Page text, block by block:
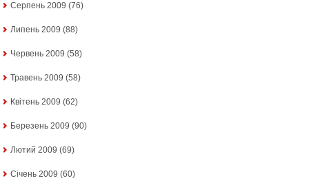
Серпень 2009 (76)
Липень 2009 (88)
Червень 2009 (58)
Травень 2009 (58)
Квітень 2009 (62)
Березень 2009 (90)
Лютий 2009 (69)
Січень 2009 (60)